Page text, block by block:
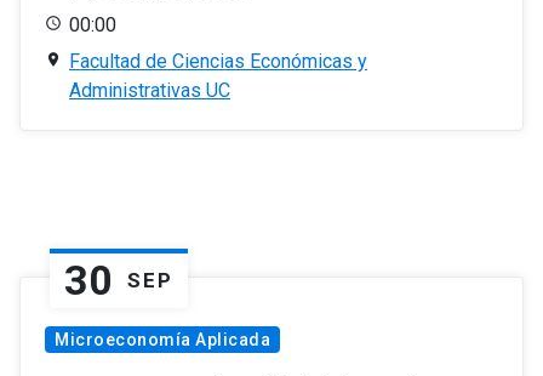
00:00
Facultad de Ciencias Económicas y
Administrativas UC
30 SEP
Microeconomía Aplicada